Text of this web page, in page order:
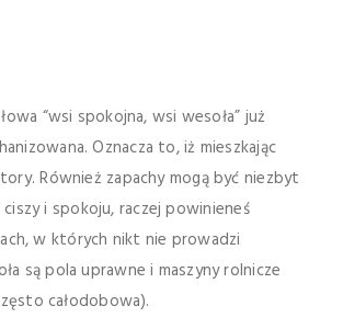
“wsi spokojna, wsi wesoła” już
Oznacza to, iż mieszkając
Również zapachy mogą być niezbyt
i spokoju, raczej powinieneś
w których nikt nie prowadzi
są pola uprawne i maszyny rolnicze
całodobowa).